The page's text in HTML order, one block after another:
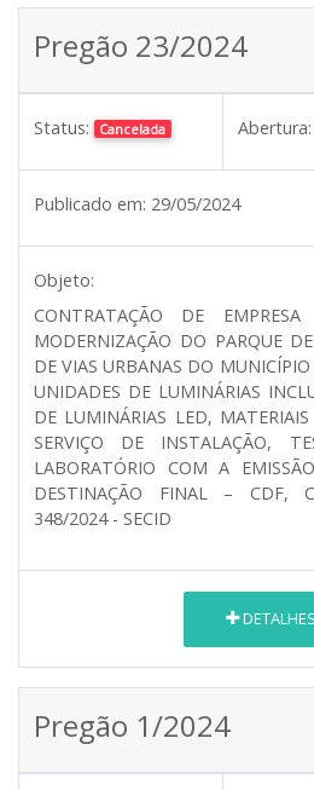
Pregão 23/2024
Status: Cancelada Abertura:
Publicado em: 29/05/2024
Objeto:
CONTRATAÇÃO DE EMPRESA
MODERNIZAÇÃO DO PARQUE
DE VIAS URBANAS DO MUNICÍPIO
UNIDADES DE LUMINÁRIAS
DE LUMINÁRIAS LED, MATERIAIS
SERVIÇO DE INSTALAÇÃO,
LABORATÓRIO COM A
DESTINAÇÃO FINAL – CDF,
348/2024 - SECID
DETALHES
Pregão 1/2024